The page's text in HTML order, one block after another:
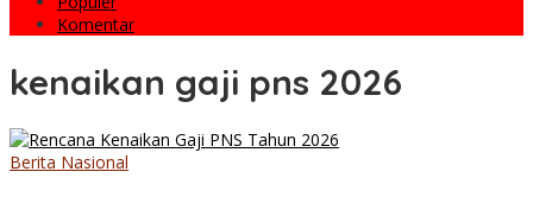
Komentar
kenaikan gaji pns 2026
Berita Nasional